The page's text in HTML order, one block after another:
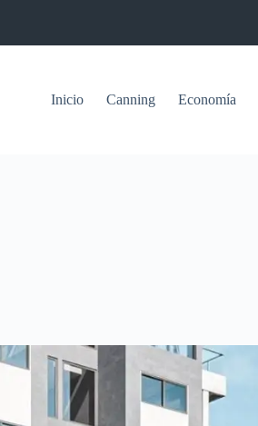
Inicio Canning Economía